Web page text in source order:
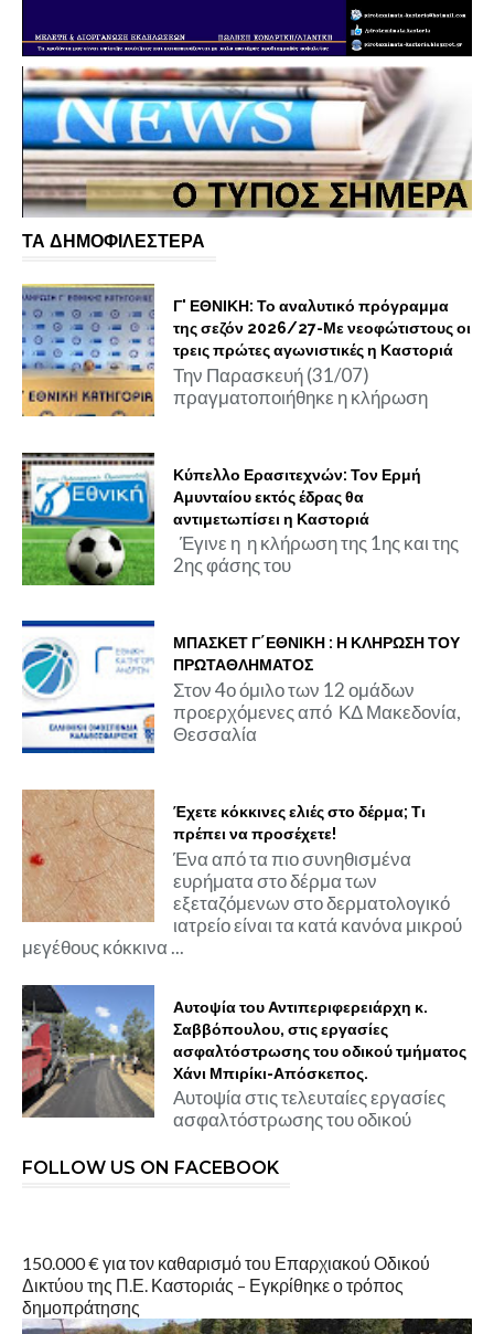
ΤΑ ΔΗΜΟΦΙΛΕΣΤΕΡΑ
Γ' ΕΘΝΙΚΗ: Το αναλυτικό πρόγραμμα
της σεζόν 2026/27-Με νεοφώτιστους οι
τρεις πρώτες αγωνιστικές η Καστοριά
Την Παρασκευή (31/07)
πραγματοποιήθηκε η κλήρωση
Κύπελλο Ερασιτεχνών: Τον Ερμή
Αμυνταίου εκτός έδρας θα
αντιμετωπίσει η Καστοριά
Έγινε η η κλήρωση της 1ης και της
2ης φάσης του
ΜΠΑΣΚΕΤ Γ΄ΕΘΝΙΚΗ : Η ΚΛΗΡΩΣΗ ΤΟΥ
ΠΡΩΤΑΘΛΗΜΑΤΟΣ
Στον 4ο όμιλο των 12 ομάδων
προερχόμενες από ΚΔ Μακεδονία,
Θεσσαλία
Έχετε κόκκινες ελιές στο δέρμα; Τι
πρέπει να προσέχετε!
Ένα από τα πιο συνηθισμένα
ευρήματα στο δέρμα των
εξεταζόμενων στο δερματολογικό
ιατρείο είναι τα κατά κανόνα μικρού
μεγέθους κόκκινα ...
Αυτοψία του Αντιπεριφερειάρχη κ.
Σαββόπουλου, στις εργασίες
ασφαλτόστρωσης του οδικού τμήματος
Χάνι Μπιρίκι-Απόσκεπος.
Αυτοψία στις τελευταίες εργασίες
ασφαλτόστρωσης του οδικού
FOLLOW US ON FACEBOOK
150.000 € για τον καθαρισμό του Επαρχιακού Οδικού
Δικτύου της Π.Ε. Καστοριάς – Εγκρίθηκε ο τρόπος
δημοπράτησης